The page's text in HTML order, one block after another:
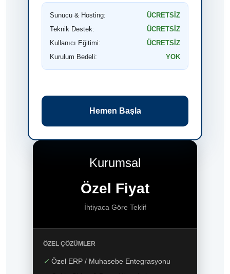
Sunucu & Hosting:
ÜCRETSİZ
Teknik Destek:
ÜCRETSİZ
Kullanıcı Eğitimi:
ÜCRETSİZ
Kurulum Bedeli:
YOK
Hemen Başla
Kurumsal
Özel Fiyat
İhtiyaca Göre Teklif
ÖZEL ÇÖZÜMLER
✓ Özel ERP / Muhasebe Entegrasyonu